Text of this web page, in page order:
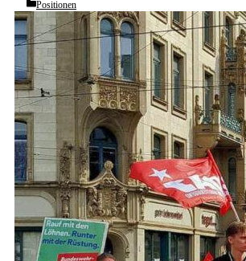
Categories
Positionen